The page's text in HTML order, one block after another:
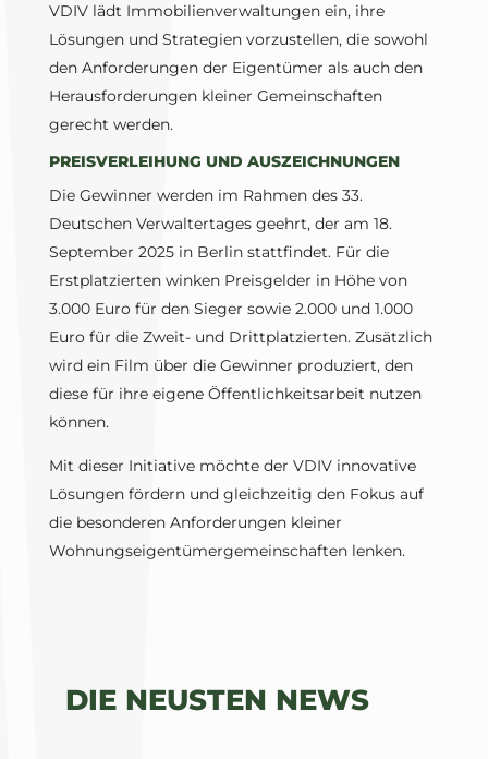
VDIV lädt Immobilienverwaltungen ein, ihre
Lösungen und Strategien vorzustellen, die sowohl
den Anforderungen der Eigentümer als auch den
Herausforderungen kleiner Gemeinschaften
gerecht werden.
PREISVERLEIHUNG UND AUSZEICHNUNGEN
Die Gewinner werden im Rahmen des 33.
Deutschen Verwaltertages geehrt, der am 18.
September 2025 in Berlin stattfindet. Für die
Erstplatzierten winken Preisgelder in Höhe von
3.000 Euro für den Sieger sowie 2.000 und 1.000
Euro für die Zweit- und Drittplatzierten. Zusätzlich
wird ein Film über die Gewinner produziert, den
diese für ihre eigene Öffentlichkeitsarbeit nutzen
können.
Mit dieser Initiative möchte der VDIV innovative
Lösungen fördern und gleichzeitig den Fokus auf
die besonderen Anforderungen kleiner
Wohnungseigentümergemeinschaften lenken.
DIE NEUSTEN NEWS